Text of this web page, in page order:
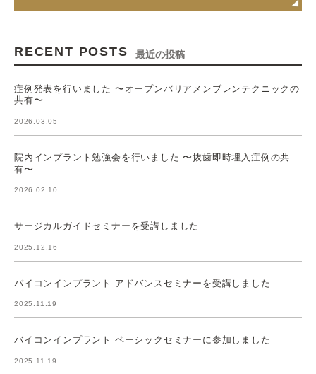
RECENT POSTS 最近の投稿
症例発表を行いました 〜オープンバリアメンブレンテクニックの
共有〜
2026.03.05
院内インプラント勉強会を行いました 〜抜歯即時埋入症例の共
有〜
2026.02.10
サージカルガイドセミナーを受講しました
2025.12.16
バイコンインプラント アドバンスセミナーを受講しました
2025.11.19
バイコンインプラント ベーシックセミナーに参加しました
2025.11.19